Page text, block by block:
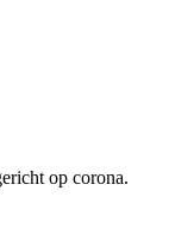
op corona.